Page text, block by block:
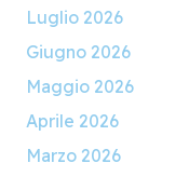
Luglio 2026
Giugno 2026
Maggio 2026
Aprile 2026
Marzo 2026